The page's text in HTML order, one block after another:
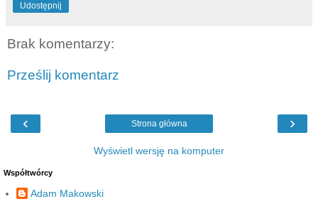
Udostępnij
Brak komentarzy:
Prześlij komentarz
‹ ›
Strona główna
Wyświetl wersję na komputer
Współtwórcy
Adam Makowski